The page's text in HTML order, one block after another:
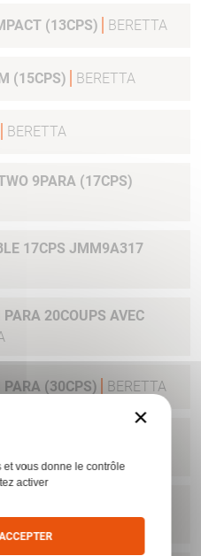
(13CPS) BERETTA
(15CPS) BERETTA
BERETTA
9PARA (17CPS)
17CPS JMM9A317
20COUPS AVEC
PARA (30CPS) BERETTA
6CPS UD5A0910
×
vous donne le contrôle
activer